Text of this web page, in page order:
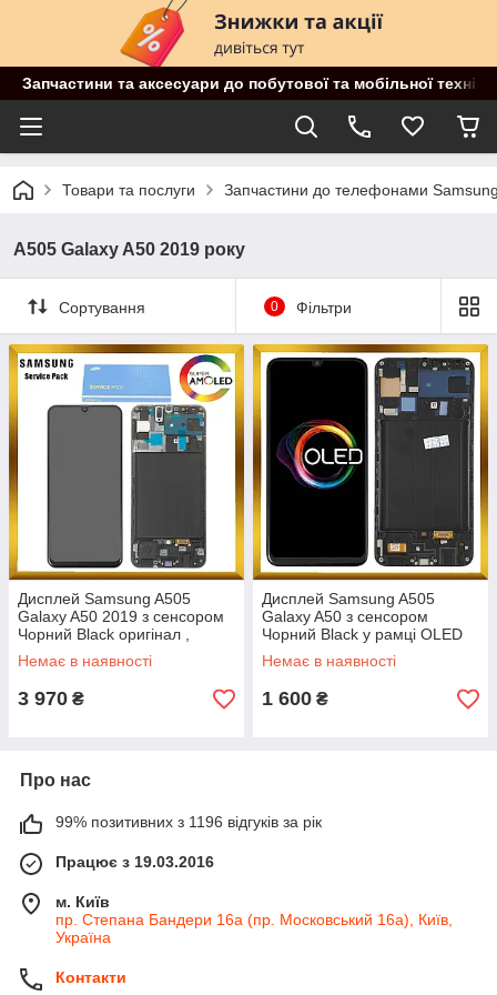
Запчастини та аксесуари до побутової та мобільної
Товари та послуги Запчастини до телефонами
A505 Galaxy A50 2019 року
Сортування 0 Фільтри
Дисплей Samsung A505
Galaxy A50 2019 з сенсором
Чорний Black оригінал ,
GH82-19204A
Немає в наявності
3 970 ₴
Дисплей Samsung A505
Galaxy A50 з сенсором
Чорний Black у рамці OLED
високої якості
Немає в наявності
1 600 ₴
Про нас
99% позитивних з 1196 відгуків за рік
Працює з 19.03.2016
м. Київ
пр. Степана Бандери 16а (пр. Московський 16а), Київ,
Україна
Контакти